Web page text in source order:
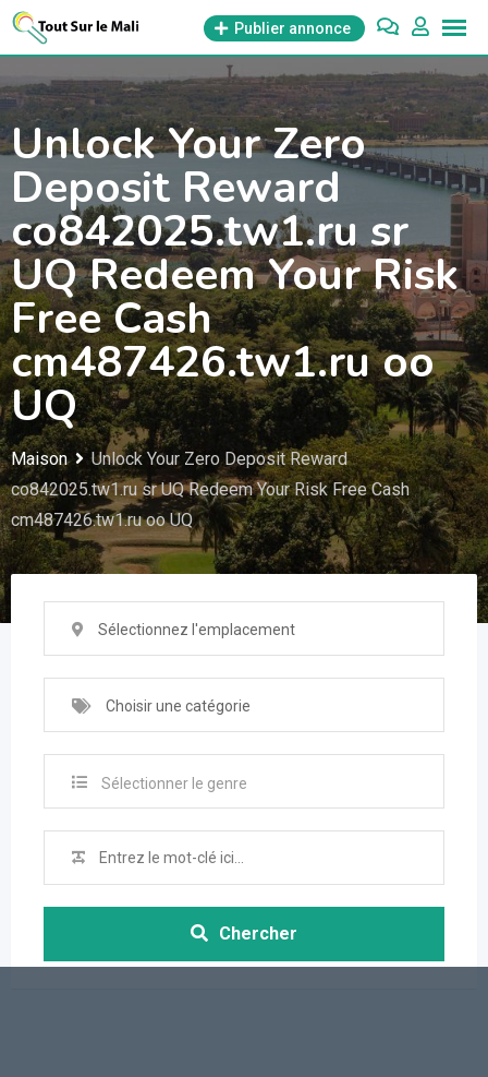
Aller
contenu
Publier annonce
Unlock Your Zero
Deposit Reward
co842025.tw1.ru sr
UQ Redeem Your Risk
Free Cash
cm487426.tw1.ru oo
UQ
Maison
Unlock Your Zero Deposit Reward
co842025.tw1.ru sr UQ Redeem Your Risk Free Cash
cm487426.tw1.ru oo UQ
Sélectionnez l'emplacement
Choisir une catégorie
Sélectionner le genre
Chercher